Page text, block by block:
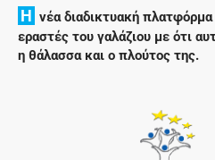
H νέα διαδικτυακή
εραστές του γαλάζιου με ότι
η θάλασσα και ο πλούτος της.